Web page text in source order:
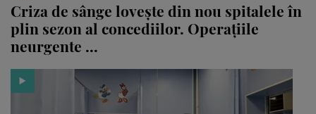
Criza de sânge lovește din nou spitalele în
plin sezon al concediilor. Operațiile
neurgente ...